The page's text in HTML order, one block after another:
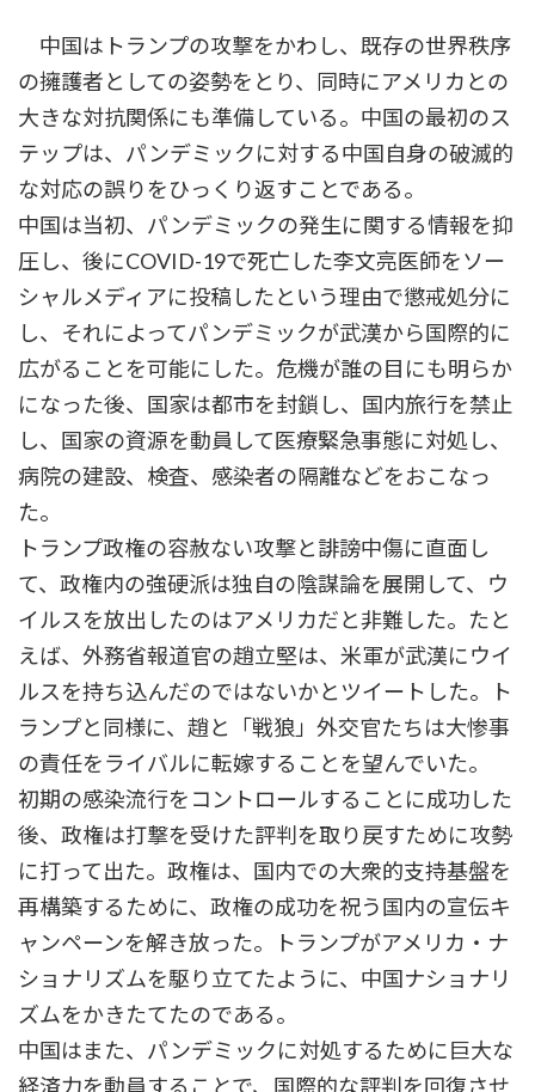
中国はトランプの攻撃をかわし、既存の世界秩序
の擁護者としての姿勢をとり、同時にアメリカとの
大きな対抗関係にも準備している。中国の最初のス
テップは、パンデミックに対する中国自身の破滅的
な対応の誤りをひっくり返すことである。
中国は当初、パンデミックの発生に関する情報を抑
圧し、後にCOVID-19で死亡した李文亮医師をソー
シャルメディアに投稿したという理由で懲戒処分に
し、それによってパンデミックが武漢から国際的に
広がることを可能にした。危機が誰の目にも明らか
になった後、国家は都市を封鎖し、国内旅行を禁止
し、国家の資源を動員して医療緊急事態に対処し、
病院の建設、検査、感染者の隔離などをおこなっ
た。
トランプ政権の容赦ない攻撃と誹謗中傷に直面し
て、政権内の強硬派は独自の陰謀論を展開して、ウ
イルスを放出したのはアメリカだと非難した。たと
えば、外務省報道官の趙立堅は、米軍が武漢にウイ
ルスを持ち込んだのではないかとツイートした。ト
ランプと同様に、趙と「戦狼」外交官たちは大惨事
の責任をライバルに転嫁することを望んでいた。
初期の感染流行をコントロールすることに成功した
後、政権は打撃を受けた評判を取り戻すために攻勢
に打って出た。政権は、国内での大衆的支持基盤を
再構築するために、政権の成功を祝う国内の宣伝キ
ャンペーンを解き放った。トランプがアメリカ・ナ
ショナリズムを駆り立てたように、中国ナショナリ
ズムをかきたてたのである。
中国はまた、パンデミックに対処するために巨大な
経済力を動員することで、国際的な評判を回復させ